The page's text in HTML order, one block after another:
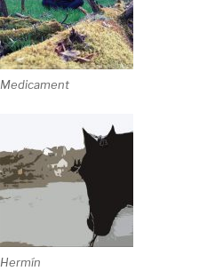
Medicament
Hermín